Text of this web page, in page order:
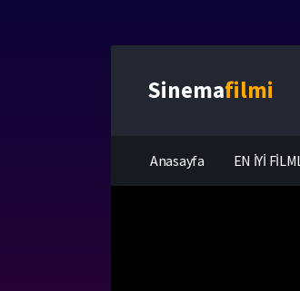
Sinemafilmi
Anasayfa EN İYİ